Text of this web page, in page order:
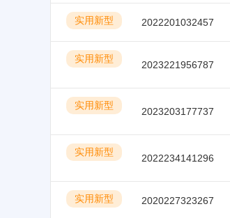
2022201032457
实用新型
2023221956787
实用新型
2023203177737
实用新型
2022234141296
实用新型
2020227323267
实用新型